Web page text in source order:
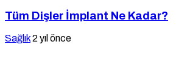
Tüm Dişler İmplant Ne Kadar?
Sağlık2 yıl önce